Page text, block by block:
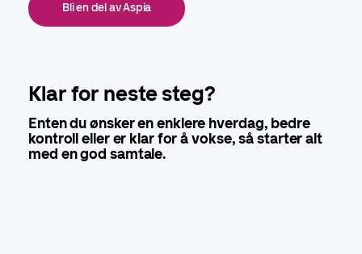
Bli en del av Aspia
Klar for neste steg?
Enten du ønsker en enklere hverdag, bedre
kontroll eller er klar for å vokse, så starter alt
med en god samtale.